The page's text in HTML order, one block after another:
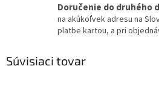
Doručenie do druhého
na akúkoľvek adresu na
platbe kartou, a pri
Súvisiaci tovar